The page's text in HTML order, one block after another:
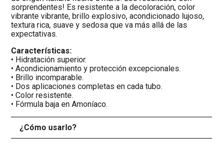
sorprendentes! Es resistente a la decoloración, color
vibrante vibrante, brillo explosivo, acondicionado lujoso,
textura rica, suave y sedosa que va más allá de las
expectativas.
Características:
• Hidratación superior.
• Acondicionamiento y protección excepcionales.
• Brillo incomparable.
• Dos aplicaciones completas en cada tubo.
• Color resistente.
• Fórmula baja en Amoníaco.
¿Cómo usarlo?